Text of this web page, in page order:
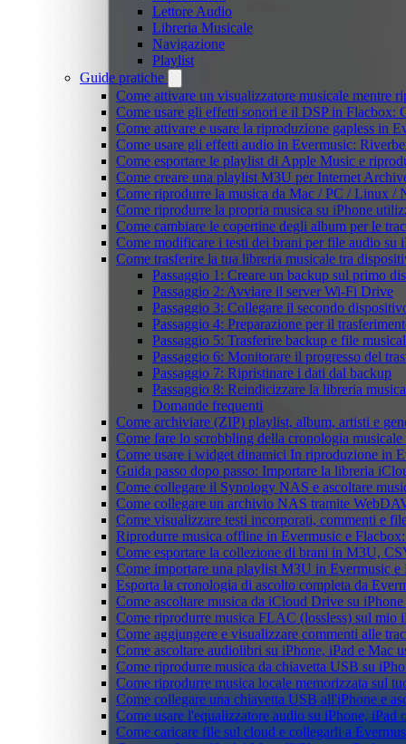
Lettore Audio
Libreria Musicale
Navigazione
Playlist
Guide pratiche
Come attivare un visualizzatore musicale mentre
Come usare gli effetti sonori e il DSP in Flacbox:
Come attivare e usare la riproduzione gapless in
Come usare gli effetti audio in Evermusic:
Come esportare le playlist di Apple Music e
Come creare una playlist M3U per Internet
Come riprodurre la musica da Mac / PC / Linux
Come riprodurre la propria musica su iPhone
Come cambiare le copertine degli album per le
Come modificare i testi dei brani per file audio su
Come trasferire la tua libreria musicale tra
Passaggio 1: Creare un backup sul primo
Passaggio 2: Avviare il server Wi-Fi Drive
Passaggio 3: Collegare il secondo
Passaggio 4: Preparazione per il
Passaggio 5: Trasferire backup e file
Passaggio 6: Monitorare il progresso del
Passaggio 7: Ripristinare i dati dal backup
Passaggio 8: Reindicizzare la libreria
Domande frequenti
Come archiviare (ZIP) playlist, album, artisti e
Come fare lo scrobbling della cronologia
Come usare i widget dinamici In riproduzione in
Guida passo dopo passo: Importare la libreria
Come collegare il Synology NAS e ascoltare
Come collegare un archivio NAS tramite
Come visualizzare testi incorporati, commenti e
Riprodurre musica offline in Evermusic e
Come esportare la collezione di brani in M3U,
Come importare una playlist M3U in Evermusic e
Esporta la cronologia di ascolto completa da
Come ascoltare musica da iCloud Drive su
Come riprodurre musica FLAC (lossless) sul mio
Come aggiungere e visualizzare commenti alle
Come ascoltare audiolibri su iPhone, iPad e Mac
Come riprodurre musica da chiavetta USB su
Come riprodurre musica locale memorizzata sul
Come collegare una chiavetta USB all'iPhone e
Come usare l'equalizzatore audio su iPhone,
Come caricare file sul cloud e collegarli a